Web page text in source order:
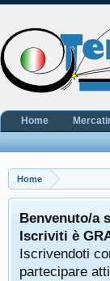
Home
Benvenuto/a
Iscriviti è
Iscrivendoti
partecipare
Home